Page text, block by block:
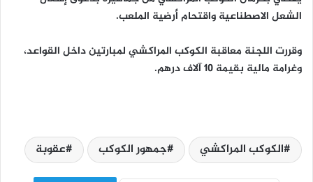
الشعل الاصطناعية واقتحام أرضية الملعب.
وقررت اللجنة معاقبة الكوكب المراكشي لمبارتين داخل القواعد،
وغرامة مالية بقيمة 10 آلاف درهم.
الكوكب المراكشي جمهور الكوكب عقوبة